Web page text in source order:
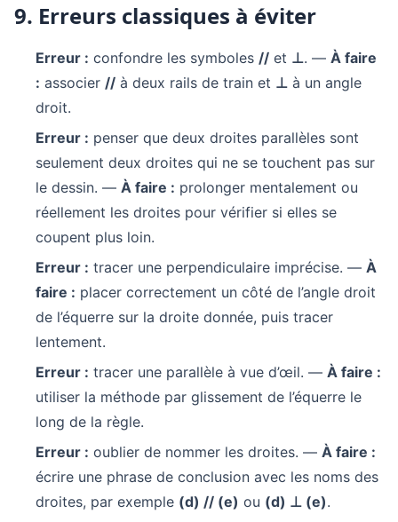
9. Erreurs classiques à éviter
Erreur : confondre les symboles // et ⊥. — À faire
: associer // à deux rails de train et ⊥ à un angle
droit.
Erreur : penser que deux droites parallèles sont
seulement deux droites qui ne se touchent pas sur
le dessin. — À faire : prolonger mentalement ou
réellement les droites pour vérifier si elles se
coupent plus loin.
Erreur : tracer une perpendiculaire imprécise. — À
faire : placer correctement un côté de l’angle droit
de l’équerre sur la droite donnée, puis tracer
lentement.
Erreur : tracer une parallèle à vue d’œil. — À faire :
utiliser la méthode par glissement de l’équerre le
long de la règle.
Erreur : oublier de nommer les droites. — À faire :
écrire une phrase de conclusion avec les noms des
droites, par exemple (d) // (e) ou (d) ⊥ (e).